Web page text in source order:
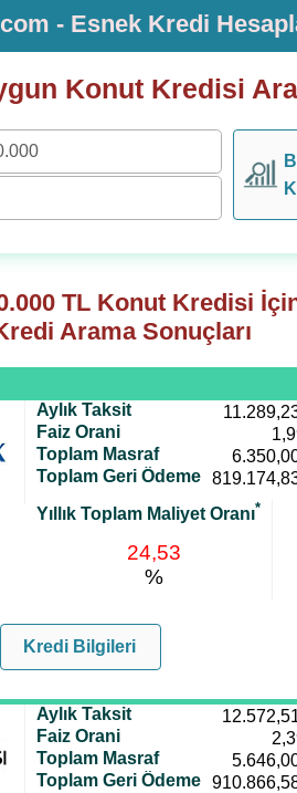
- Esnek Kredi
Konut Kredisi
TL Konut Kredisi
Arama Sonuçları
Aylık Taksit
Faiz Orani
Toplam Masraf
Toplam Geri Ödeme
Yıllık Toplam Maliyet Oranı*
24,53
%
Kredi Bilgileri
Aylık Taksit
Faiz Orani
Toplam Masraf
Toplam Geri Ödeme